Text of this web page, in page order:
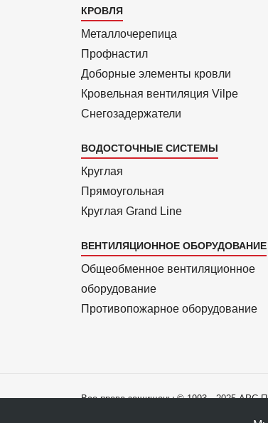
Каталог
1
КРОВЛЯ
Металлочерепица
Профнастил
Доборные элементы кровли
Кровельная вентиляция Vilpe
Снегозадержатели
ВОДОСТОЧНЫЕ СИСТЕМЫ
Круглая
Прямоуголь­ная
Круглая Grand Line
ВЕНТИЛЯЦИОННОЕ ОБОРУДОВАНИЕ
Общеобменное вентиляционное
оборудование
Противопожарное оборудование
Все права защищены © 1993—2025 АРС-